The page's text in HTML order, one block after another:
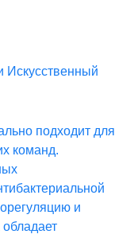
Искусственный
подходит для
команд.
и